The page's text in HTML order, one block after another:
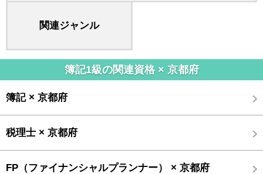
関連ジャンル
簿記1級の関連資格 × 京都府
簿記 × 京都府
税理士 × 京都府
FP（ファイナンシャルプランナー） × 京都府